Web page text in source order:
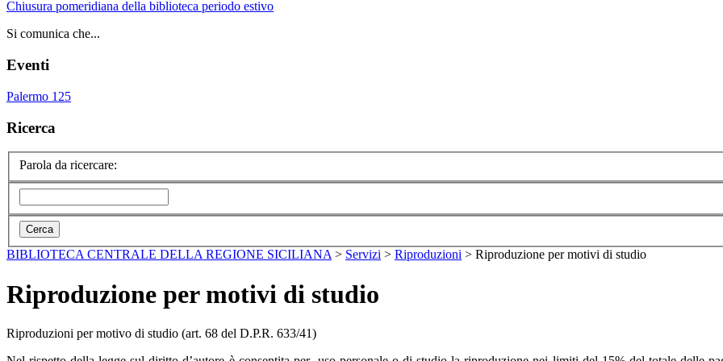
Chiusura pomeridiana della biblioteca periodo estivo
Si comunica che...
Eventi
Palermo 125
Ricerca
Parola da ricercare:
BIBLIOTECA CENTRALE DELLA REGIONE SICILIANA > Servizi > Riproduzioni > Riproduzione per motivi di studio
Riproduzione per motivi di studio
Riproduzioni per motivo di studio (art. 68 del D.P.R. 633/41)